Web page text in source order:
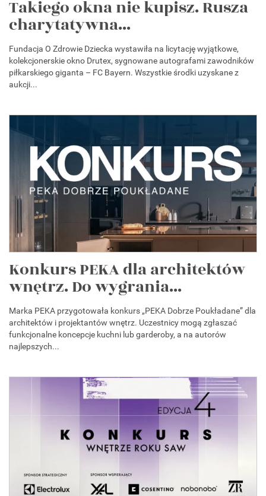
Takiego okna nie kupisz. Rusza
charytatywna...
Fundacja O Zdrowie Dziecka wystawiła na licytację wyjątkowe,
kolekcjonerskie okno Drutex, sygnowane autografami zawodników
piłkarskiego giganta – FC Bayern. Wszystkie środki uzyskane z
aukcji...
Konkurs PEKA dla architektów
wnętrz. Do wygrania...
Marka PEKA przygotowała konkurs „PEKA Dobrze Poukładane” dla
architektów i projektantów wnętrz. Uczestnicy mogą zgłaszać
funkcjonalne koncepcje kuchni lub garderoby, a na autorów
najlepszych...